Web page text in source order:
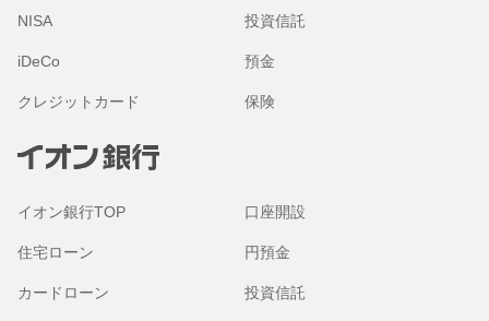
NISA 投資信託
iDeCo 預金
クレジットカード 保険
イオン銀行TOP 口座開設
住宅ローン 円預金
カードローン 投資信託